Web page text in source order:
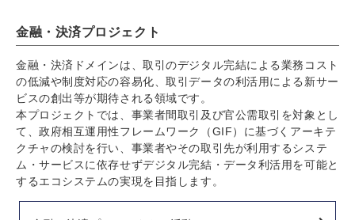
金融・決済プロジェクト
金融・決済ドメインは、取引のデジタル完結による業務コスト
の低減や制度対応の容易化、取引データの利活用による新サー
ビスの創出等が期待される領域です。
本プロジェクトでは、事業者間取引及び官公需取引を対象とし
て、政府相互運用性フレームワーク（GIF）に基づくアーキテ
クチャの検討を行い、事業者やその取引先が利用するシステ
ム・サービスに依存せずデジタル完結・データ利活用を可能と
するエコシステムの実現を目指します。